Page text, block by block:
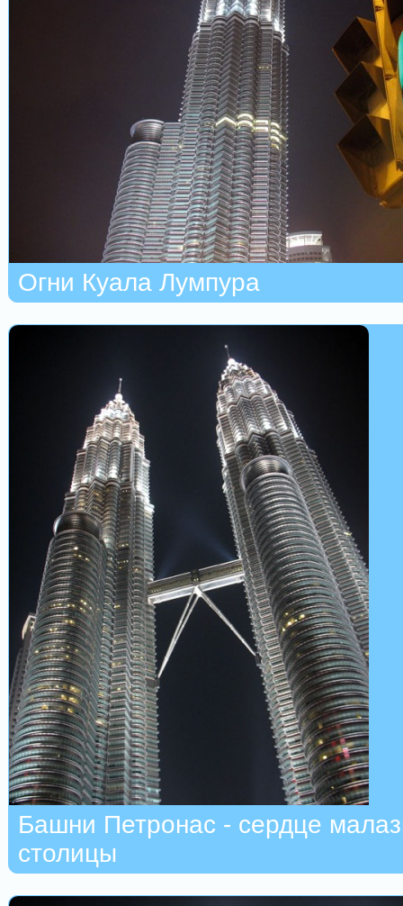
Огни Куала Лумпура
Башни Петронас - сердце
столицы